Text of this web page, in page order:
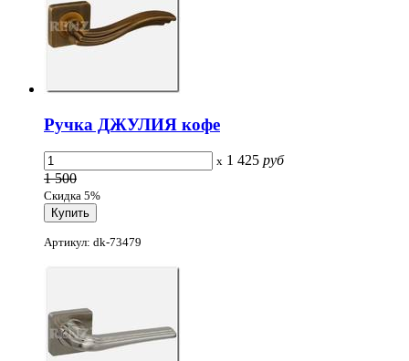
Ручка ДЖУЛИЯ кофе
x 1 425 руб
1 500
Скидка 5%
Артикул: dk-73479